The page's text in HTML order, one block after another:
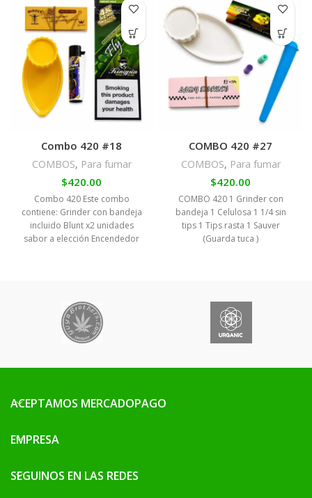
Combo 420 #18
COMBOS, Para fumar
$420.00
Combo 420 Este combo
contiene: Grinder con bandeja
incluido Blunt x2 unidades
sabor a elección Encendedor
COMBO 420 #27
COMBOS, Para fumar
$420.00
COMBO 420 1 Grinder con
bandeja 1 Celulosa 1 1/4 sin
tips 1 Tips rasta 1 Sauver
(Guarda tuca )
ACEPTAMOS MERCADOPAGO
EMPRESA
SEGUINOS EN LAS REDES